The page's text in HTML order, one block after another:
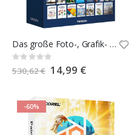
Das große Foto-, Grafik- und Druckstudio 2023
Rating:
0%
530,62 € Special
Price
14,99 €
-60%